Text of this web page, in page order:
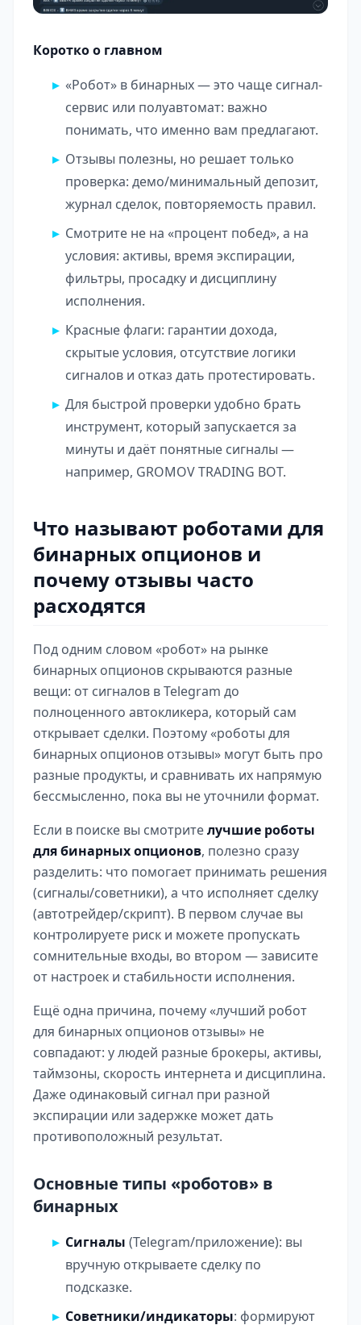
Коротко о главном
«Робот» в бинарных — это чаще сигнал-
сервис или полуавтомат: важно
понимать, что именно вам предлагают.
Отзывы полезны, но решает только
проверка: демо/минимальный депозит,
журнал сделок, повторяемость правил.
Смотрите не на «процент побед», а на
условия: активы, время экспирации,
фильтры, просадку и дисциплину
исполнения.
Красные флаги: гарантии дохода,
скрытые условия, отсутствие логики
сигналов и отказ дать протестировать.
Для быстрой проверки удобно брать
инструмент, который запускается за
минуты и даёт понятные сигналы —
например, GROMOV TRADING BOT.
Что называют роботами для
бинарных опционов и
почему отзывы часто
расходятся
Под одним словом «робот» на рынке
бинарных опционов скрываются разные
вещи: от сигналов в Telegram до
полноценного автокликера, который сам
открывает сделки. Поэтому «роботы для
бинарных опционов отзывы» могут быть про
разные продукты, и сравнивать их напрямую
бессмысленно, пока вы не уточнили формат.
Если в поиске вы смотрителучшие роботы
для бинарных опционов, полезно сразу
разделить: что помогает принимать решения
(сигналы/советники), а что исполняет сделку
(автотрейдер/скрипт). В первом случае вы
контролируете риск и можете пропускать
сомнительные входы, во втором — зависите
от настроек и стабильности исполнения.
Ещё одна причина, почему «лучший робот
для бинарных опционов отзывы» не
совпадают: у людей разные брокеры, активы,
таймзоны, скорость интернета и дисциплина.
Даже одинаковый сигнал при разной
экспирации или задержке может дать
противоположный результат.
Основные типы «роботов» в
бинарных
Сигналы (Telegram/приложение): вы
вручную открываете сделку по
подсказке.
Советники/индикаторы: формируют